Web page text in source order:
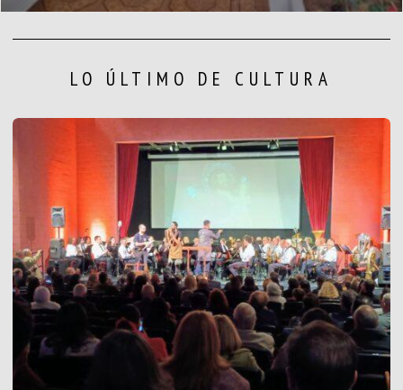
LO ÚLTIMO DE CULTURA